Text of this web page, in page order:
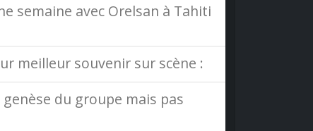
semaine avec Orelsan à Tahiti
meilleur souvenir sur scène :
du groupe mais pas